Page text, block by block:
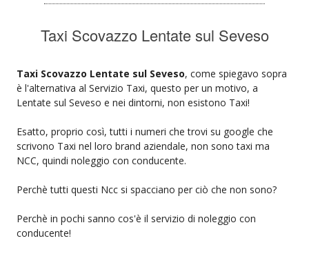
Taxi Scovazzo Lentate sul Seveso
Taxi Scovazzo Lentate sul Seveso, come spiegavo sopra
è l'alternativa al Servizio Taxi, questo per un motivo, a
Lentate sul Seveso e nei dintorni, non esistono Taxi!
Esatto, proprio così, tutti i numeri che trovi su google che
scrivono Taxi nel loro brand aziendale, non sono taxi ma
NCC, quindi noleggio con conducente.
Perchè tutti questi Ncc si spacciano per ciò che non sono?
Perchè in pochi sanno cos'è il servizio di noleggio con
conducente!